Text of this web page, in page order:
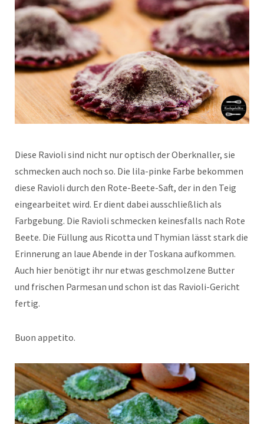
Diese Ravioli sind nicht nur optisch der Oberknaller, sie
schmecken auch noch so. Die lila-pinke Farbe bekommen
diese Ravioli durch den Rote-Beete-Saft, der in den Teig
eingearbeitet wird. Er dient dabei ausschließlich als
Farbgebung. Die Ravioli schmecken keinesfalls nach Rote
Beete. Die Füllung aus Ricotta und Thymian lässt stark die
Erinnerung an laue Abende in der Toskana aufkommen.
Auch hier benötigt ihr nur etwas geschmolzene Butter
und frischen Parmesan und schon ist das Ravioli-Gericht
fertig.
Buon appetito.